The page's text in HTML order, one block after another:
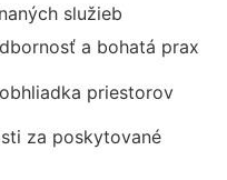
služieb
a bohatá prax
priestorov
za poskytované